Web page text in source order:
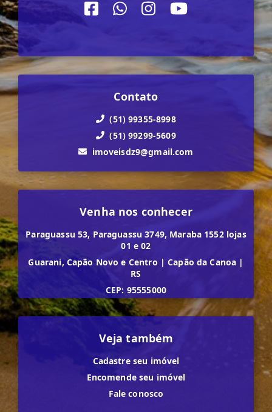
Contato
(51) 99355-8998
(51) 99299-5609
imoveisdz9@gmail.com
Venha nos conhecer
Paraguassu 53, Paraguassu 3749, Maraba 1552 lojas
01 e 02
Guarani, Capão Novo e Centro | Capão da Canoa |
RS
CEP: 95555000
Veja também
Cadastre seu imóvel
Encomende seu imóvel
Fale conosco